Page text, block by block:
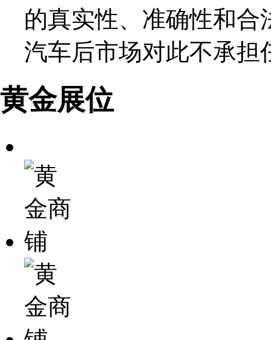
的真实性、准确性和合
汽车后市场对此不承担
黄金展位